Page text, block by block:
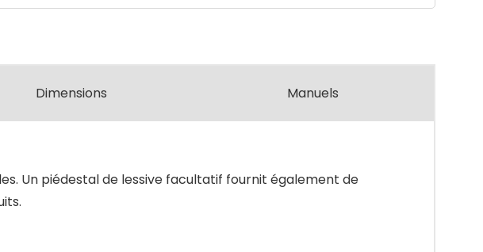
Dimensions Manuels
Un piédestal de lessive facultatif fournit également de